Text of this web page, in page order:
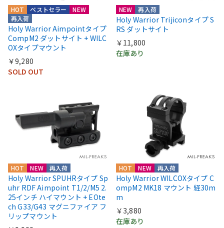
HOT
NEW
再入荷
ベストセラー
Holy Warrior Aimpointタイプ
CompM2 ダットサイト + WILC
OXタイプマウント
￥9,280
SOLD OUT
NEW 再入荷
Holy Warrior Trijiconタイプ S
RS ダットサイト
￥11,800
在庫あり
HOT NEW 再入荷
Holy Warrior SPUHRタイプ Sp
uhr RDF Aimpoint T1/2/M5 2.
25インチ ハイマウント + EOte
ch G33/G43 マグニファイア フ
リップマウント
HOT NEW 再入荷
Holy Warrior WILCOXタイプ C
ompM2 MK18 マウント 経30m
m
￥3,880
在庫あり